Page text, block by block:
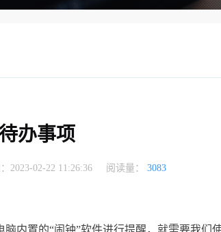
办事项
2023-02-22 11:26:36 阅读量： 3083
内置的“闹钟”软件进行提醒，就需要我们